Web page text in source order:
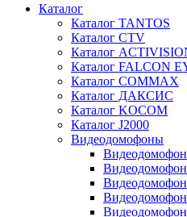
Каталог
Каталог TANTOS
Каталог CTV
Каталог
Каталог FALCON
Каталог COMMAX
Каталог ДАКСИС
Каталог KOCOM
Каталог J2000
Видеодомофоны